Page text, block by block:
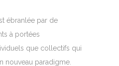
ébranlée par de
à portées
que collectifs qui
nouveau paradigme.